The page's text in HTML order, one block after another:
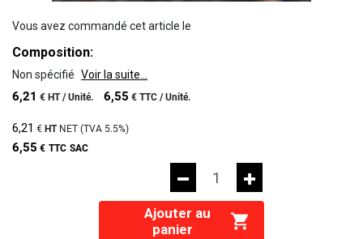
Vous avez commandé cet article le
Composition:
Non spécifié Voir la suite...
6,21 € HT /Unité. 6,55 € TTC /Unité.
6,21 € HTNET (TVA 5.5%)
6,55 € TTC SAC
Ajouter au
panier